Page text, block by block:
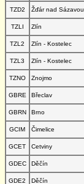
TZD2
Žďár nad Sázavou
TZLI
Zlín
TZL2
Zlín - Kostelec
TZL3
Zlín - Kostelec
TZNO
Znojmo
GBRE
Břeclav
GBRN
Brno
GCIM
Čimelice
GCET
Cetviny
GDEC
Děčín
GDE2
Děčín